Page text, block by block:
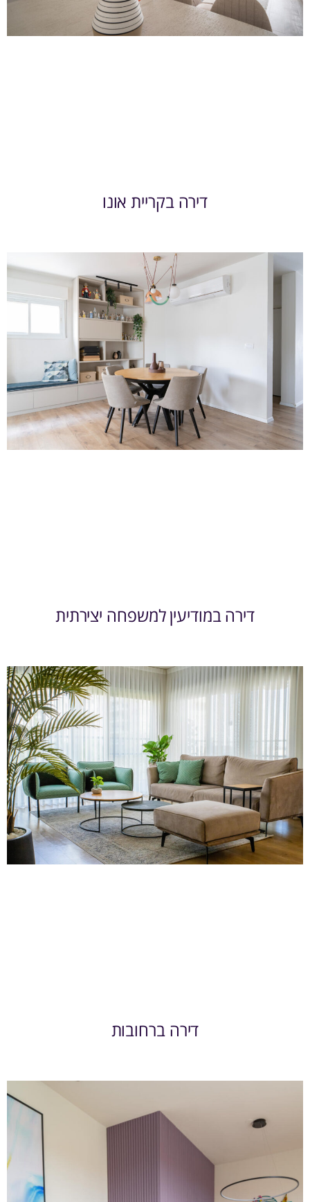
דירה בקריית אונו
דירה במודיעין למשפחה יצירתית
דירה ברחובות